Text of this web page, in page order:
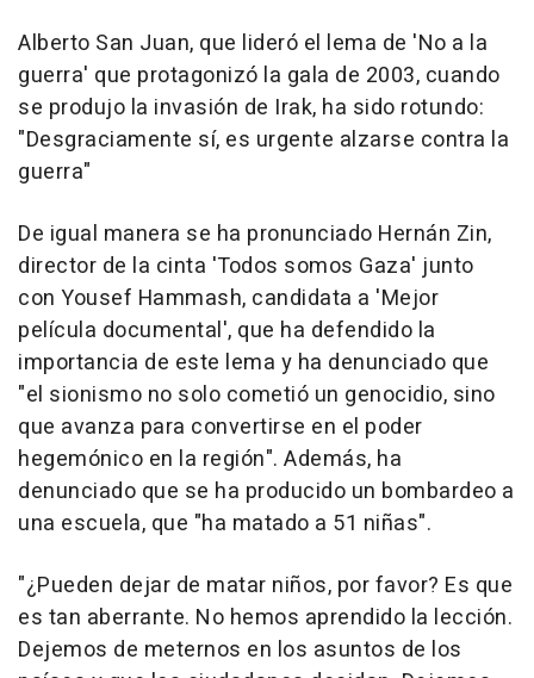
Alberto San Juan, que lideró el lema de 'No a la
guerra' que protagonizó la gala de 2003, cuando
se produjo la invasión de Irak, ha sido rotundo:
"Desgraciamente sí, es urgente alzarse contra la
guerra"
De igual manera se ha pronunciado Hernán Zin,
director de la cinta 'Todos somos Gaza' junto
con Yousef Hammash, candidata a 'Mejor
película documental', que ha defendido la
importancia de este lema y ha denunciado que
"el sionismo no solo cometió un genocidio, sino
que avanza para convertirse en el poder
hegemónico en la región". Además, ha
denunciado que se ha producido un bombardeo a
una escuela, que "ha matado a 51 niñas".
"¿Pueden dejar de matar niños, por favor? Es que
es tan aberrante. No hemos aprendido la lección.
Dejemos de meternos en los asuntos de los